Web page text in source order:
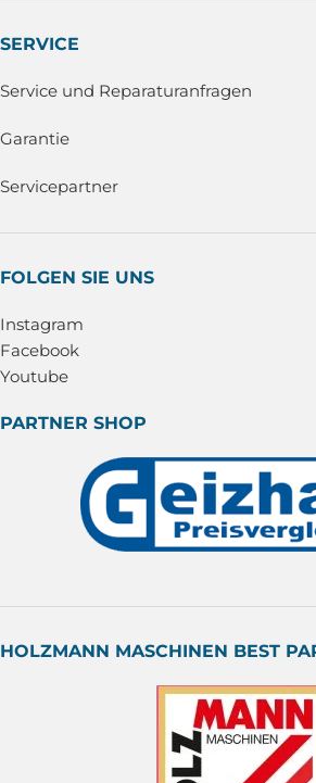
SERVICE
Service und Reparaturanfragen
Garantie
Servicepartner
FOLGEN SIE UNS
Instagram
Facebook
Youtube
PARTNER SHOP
HOLZMANN MASCHINEN BEST